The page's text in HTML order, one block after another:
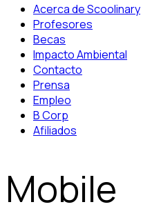
Acerca de Scoolinary
Profesores
Becas
Impacto Ambiental
Contacto
Prensa
Empleo
B Corp
Afiliados
Mobile